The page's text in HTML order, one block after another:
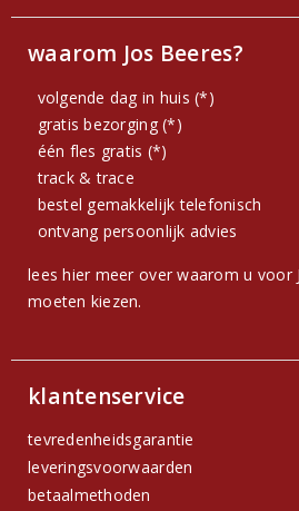
waarom Jos Beeres?
volgende dag in huis (*)
gratis bezorging (*)
één fles gratis (*)
track & trace
bestel gemakkelijk telefonisch
ontvang persoonlijk advies
lees hier meer over waarom u voor
moeten kiezen.
klantenservice
tevredenheidsgarantie
leveringsvoorwaarden
betaalmethoden